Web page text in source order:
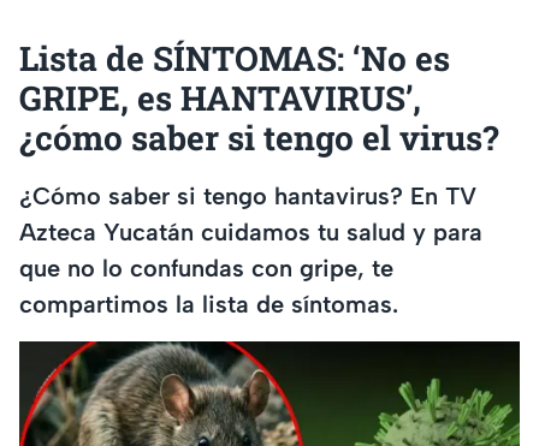
Lista de SÍNTOMAS: ‘No es
GRIPE, es HANTAVIRUS’,
¿cómo saber si tengo el virus?
¿Cómo saber si tengo hantavirus? En TV
Azteca Yucatán cuidamos tu salud y para
que no lo confundas con gripe, te
compartimos la lista de síntomas.